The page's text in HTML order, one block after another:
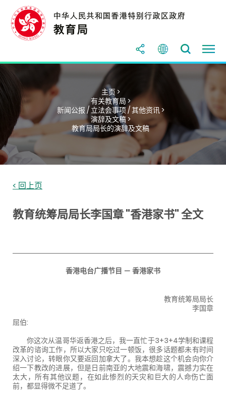
主页 >
有关教育局 >
新闻公报 / 立法会事项 / 其他资讯 >
演辞及文稿 >
教育局局长的演辞及文稿
< 回上页
教育统筹局局长李国章 "香港家书" 全文
香港电台广播节目 － 香港家书
教育统筹局局长
李国章
屈伯:
你这次从温哥华返香港之后，我一直忙于3+3+4学制和课程
改革的谘询工作，所以大家只吃过一顿饭，很多话题都未有时间
深入讨论，转眼你又要返回加拿大了。我本想趁这个机会向你介
绍一下教改的进展，但是日前南亚的大地震和海啸，震撼力实在
太大，所有其他议题，在如此惨烈的天灾和巨大的人命伤亡面
前，都显得微不足道了。